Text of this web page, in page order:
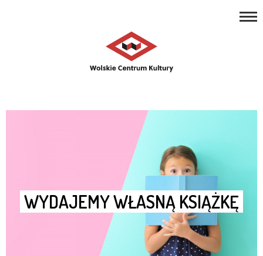
WYDAJEMY WŁASNĄ KSIĄŻKĘ
ZAJĘCIA
PROJEKTY
NASZE MIEJSCA
KONTAKT